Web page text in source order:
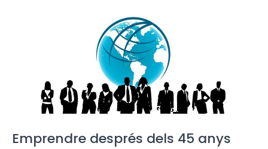
Emprendre després dels 45 anys